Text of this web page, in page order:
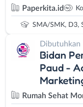
Paperkita.id
SMA/SMK, D3,
Dibutuhkan
Bidan
Paud -
Rumah Sehat